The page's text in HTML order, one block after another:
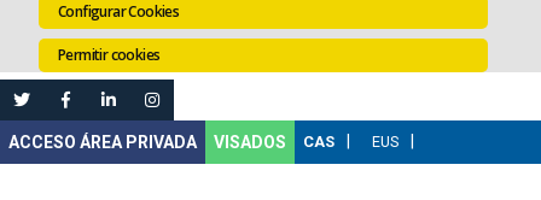
Configurar Cookies
Permitir cookies
VISADOS
Empleo